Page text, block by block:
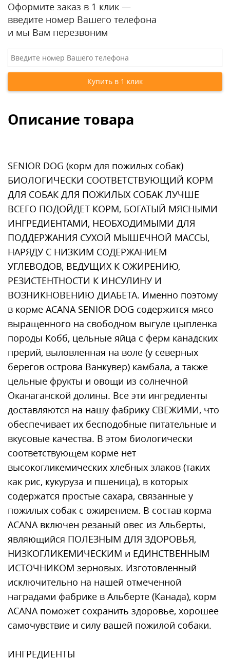
Оформите заказ в 1 клик —
введите номер Вашего телефона
и мы Вам перезвоним
Описание товара
SENIOR DOG (корм для пожилых собак)
БИОЛОГИЧЕСКИ СООТВЕТСТВУЮЩИЙ КОРМ
ДЛЯ СОБАК ДЛЯ ПОЖИЛЫХ СОБАК ЛУЧШЕ
ВСЕГО ПОДОЙДЕТ КОРМ, БОГАТЫЙ МЯСНЫМИ
ИНГРЕДИЕНТАМИ, НЕОБХОДИМЫМИ ДЛЯ
ПОДДЕРЖАНИЯ СУХОЙ МЫШЕЧНОЙ МАССЫ,
НАРЯДУ С НИЗКИМ СОДЕРЖАНИЕМ
УГЛЕВОДОВ, ВЕДУЩИХ К ОЖИРЕНИЮ,
РЕЗИСТЕНТНОСТИ К ИНСУЛИНУ И
ВОЗНИКНОВЕНИЮ ДИАБЕТА. Именно поэтому
в корме ACANA SENIOR DOG содержится мясо
выращенного на свободном выгуле цыпленка
породы Кобб, цельные яйца с ферм канадских
прерий, выловленная на воле (у северных
берегов острова Ванкувер) камбала, а также
цельные фрукты и овощи из солнечной
Оканаганской долины. Все эти ингредиенты
доставляются на нашу фабрику СВЕЖИМИ, что
обеспечивает их бесподобные питательные и
вкусовые качества. В этом биологически
соответствующем корме нет
высокогликемических хлебных злаков (таких
как рис, кукуруза и пшеница), в которых
содержатся простые сахара, связанные у
пожилых собак с ожирением. В состав корма
ACANA включен резаный овес из Альберты,
являющийся ПОЛЕЗНЫМ ДЛЯ ЗДОРОВЬЯ,
НИЗКОГЛИКЕМИЧЕСКИМ и ЕДИНСТВЕННЫМ
ИСТОЧНИКОМ зерновых. Изготовленный
исключительно на нашей отмеченной
наградами фабрике в Альберте (Канада), корм
ACANA поможет сохранить здоровье, хорошее
самочувствие и силу вашей пожилой собаки.
ИНГРЕДИЕНТЫ